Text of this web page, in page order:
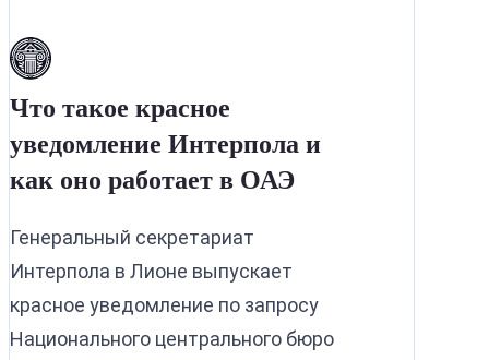
Что такое красное
уведомление Интерпола и
как оно работает в ОАЭ
Генеральный секретариат
Интерпола в Лионе выпускает
красное уведомление по запросу
Национального центрального бюро